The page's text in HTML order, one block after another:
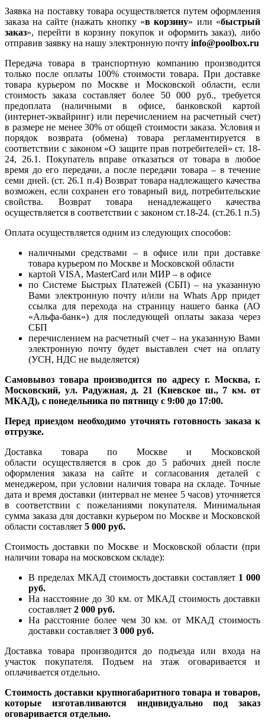
Заявка на поставку товара осуществляется путем оформления
заказа на сайте (нажать кнопку «в корзину» или «быстрый
заказ», перейти в корзину покупок и оформить заказ), либо
отправив заявку на нашу электронную почту info@poolbox.ru
Передача товара в транспортную компанию производится
только после оплаты 100% стоимости товара. При доставке
товара курьером по Москве и Московской области, если
стоимость заказа составляет более 50 000 руб., требуется
предоплата (наличными в офисе, банковской картой
(интернет-эквайринг) или перечислением на расчетный счет)
в размере не менее 30% от общей стоимости заказа. Условия и
порядок возврата (обмена) товара регламентируется в
соответствии с законом «О защите прав потребителей» ст. 18-
24, 26.1. Покупатель вправе отказаться от товара в любое
время до его передачи, а после передачи товара – в течение
семи дней. (ст. 26.1 п.4) Возврат товара надлежащего качества
возможен, если сохранен его товарный вид, потребительские
свойства. Возврат товара ненадлежащего качества
осуществляется в соответствии с законом ст.18-24. (ст.26.1 п.5)
Оплата осуществляется одним из следующих способов:
наличными средствами – в офисе или при доставке
товара курьером по Москве и Московской области
картой VISA, MasterCard или МИР – в офисе
по Системе Быстрых Платежей (СБП) – на указанную
Вами электронную почту и/или на Whats App придет
ссылка для перехода на страницу нашего банка (АО
«Альфа-банк») для последующей оплаты заказа через
СБП
перечислением на расчетный счет – на указанную Вами
электронную почту будет выставлен счет на оплату
(УСН, НДС не выделяется)
Самовывоз товара производится по адресу г. Москва, г.
Московский, ул. Радужная, д. 21 (Киевское ш., 7 км. от
МКАД), с понедельника по пятницу с 9:00 до 17:00.
Перед приездом необходимо уточнять готовность заказа к
отгрузке.
Доставка товара по Москве и Московской
области осуществляется в срок до 5 рабочих дней после
оформления заказа на сайте и согласования деталей с
менеджером, при условии наличия товара на складе. Точные
дата и время доставки (интервал не менее 5 часов) уточняется
в соответствии с пожеланиями покупателя. Минимальная
сумма заказа для доставки курьером по Москве и Московской
области составляет 5 000 руб.
Стоимость доставки по Москве и Московской области (при
наличии товара на московском складе):
В пределах МКАД стоимость доставки составляет 1 000
руб.
На насcтояние до 30 км. от МКАД стоимость доставки
составляет 2 000 руб.
На расстояние более чем 30 км. от МКАД стоимость
доставки составляет 3 000 руб.
Доставка товара производится до подъезда или входа на
участок покупателя. Подъем на этаж оговаривается и
оплачивается отдельно.
Стоимость доставки крупногабаритного товара и товаров,
которые изготавливаются индивидуально под заказ
оговаривается отдельно.